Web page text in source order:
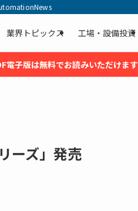
業界トピックス 工場・設備投資
電子版は無料でお読みいただけます
ーズ」発売